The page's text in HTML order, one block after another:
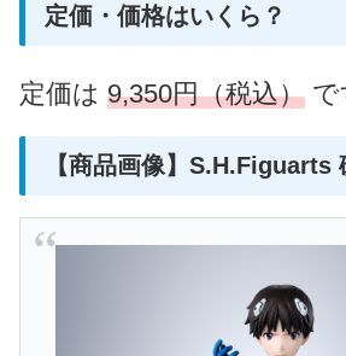
定価・価格はいくら？
定価は 9,350円（税込） で
【商品画像】S.H.Figuarts